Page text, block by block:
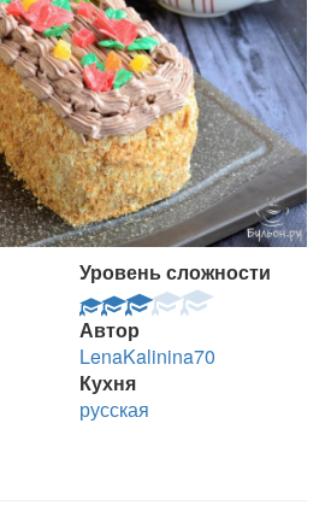
Уровень сложности
Автор
LenaKalinina70
Кухня
русская